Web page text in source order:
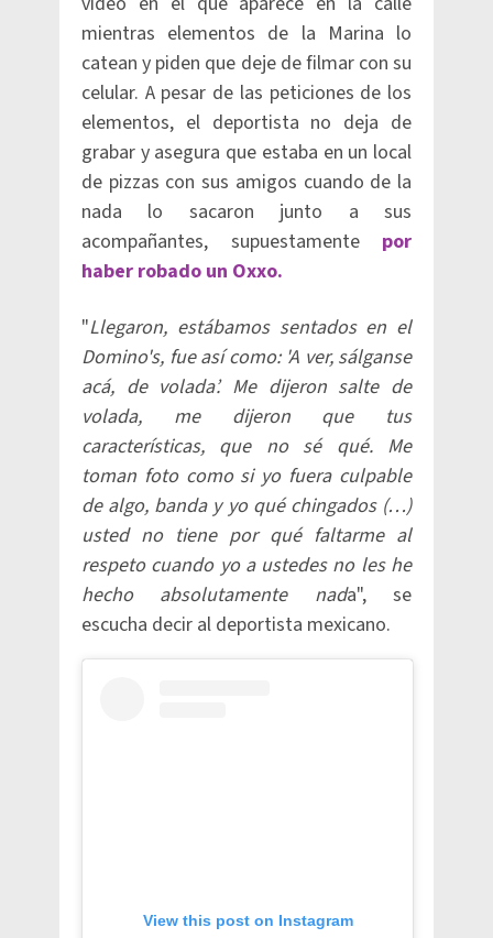
mientras elementos de la Marina lo
catean y piden que deje de filmar con su
celular. A pesar de las peticiones de los
elementos, el deportista no deja de
grabar y asegura que estaba en un local
de pizzas con sus amigos cuando de la
nada lo sacaron junto a sus
acompañantes, supuestamente por
haber robado un Oxxo.
"Llegaron, estábamos sentados en el
Domino's, fue así como: 'A ver, sálganse
acá, de volada’. Me dijeron salte de
volada, me dijeron que tus
características, que no sé qué. Me
toman foto como si yo fuera culpable
de algo, banda y yo qué chingados (…)
usted no tiene por qué faltarme al
respeto cuando yo a ustedes no les he
hecho absolutamente nada", se
escucha decir al deportista mexicano.
View this post on Instagram